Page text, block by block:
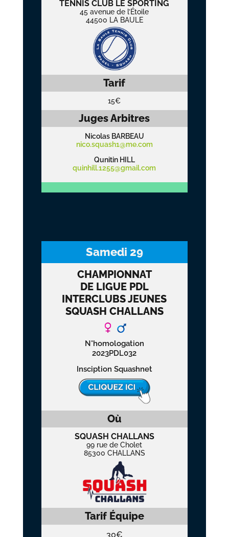
TENNIS CLUB LE SPORTING
45 avenue de l’Étoile
44500 LA BAULE
Tarif
15€
Juges Arbitres
Nicolas BARBEAU
nico.squash1@me.com
Qunitin HILL
quinhill.1255@gmail.com
Samedi 29
CHAMPIONNAT
DE LIGUE PDL
INTERCLUBS JEUNES
SQUASH CHALLANS
N°homologation
2023PDL032
Insciption Squashnet
Où
SQUASH CHALLANS
99 rue de Cholet
85300 CHALLANS
Tarif Équipe
30€